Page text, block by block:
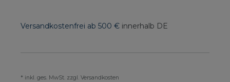
Versandkostenfrei ab 500 € innerhalb DE
* inkl. ges. MwSt. zzgl. Versandkosten